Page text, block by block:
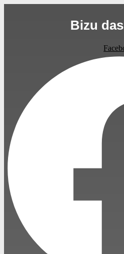
Bizu